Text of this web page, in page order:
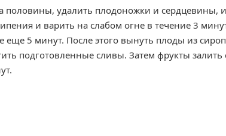
удалить плодоножки и сердцевины,
и варить на слабом огне в течение 3
еще 5 минут. После этого вынуть плоды из
подготовленные сливы. Затем фрукты залить